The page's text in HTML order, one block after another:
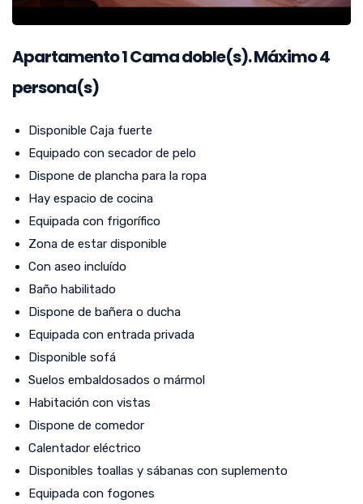
Apartamento1Cama doble(s). Máximo 4
persona(s)
Disponible Caja fuerte
Equipado con secador de pelo
Dispone de plancha para la ropa
Hay espacio de cocina
Equipada con frigorífico
Zona de estar disponible
Con aseo incluído
Baño habilitado
Dispone de bañera o ducha
Equipada con entrada privada
Disponible sofá
Suelos embaldosados o mármol
Habitación con vistas
Dispone de comedor
Calentador eléctrico
Disponibles toallas y sábanas con suplemento
Equipada con fogones